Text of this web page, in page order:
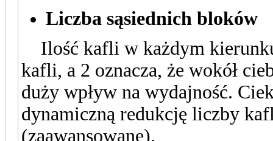
Liczba sąsiednich bloków
Ilość kafli w każdym
kafli, a 2 oznacza, że wokół
duży wpływ na wydajność.
dynamiczną redukcję liczby
(zaawansowane).